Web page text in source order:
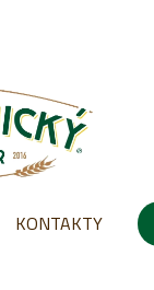
KONTAKTY